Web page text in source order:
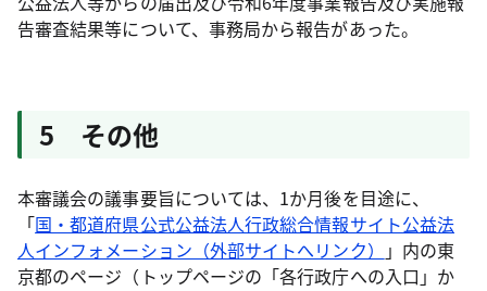
告審査結果等について、事務局から報告があった。
5 その他
本審議会の議事要旨については、1か月後を目途に、
「国・都道府県公式公益法人行政総合情報サイト公益法
人インフォメーション（外部サイトへリンク）
」内の東
京都のページ（トップページの「各行政庁への入口」か